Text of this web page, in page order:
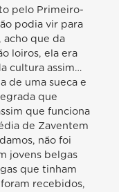
pelo Primeiro-
podia vir para
acho que da
loiros, ela era
cultura assim…
de uma sueca e
que
que funciona
de Zaventem
não foi
jovens belgas
que tinham
recebidos,